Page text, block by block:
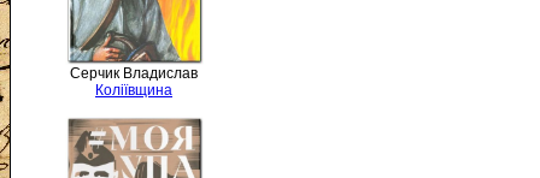
Серчик Владислав
Коліївщина